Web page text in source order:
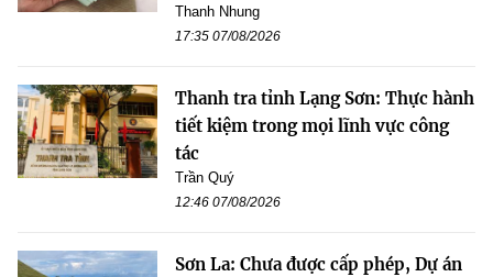
Thanh Nhung
17:35 07/08/2026
Thanh tra tỉnh Lạng Sơn: Thực hành
tiết kiệm trong mọi lĩnh vực công
tác
Trần Quý
12:46 07/08/2026
Sơn La: Chưa được cấp phép, Dự án